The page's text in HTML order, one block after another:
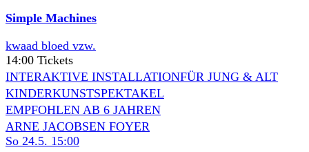
Simple Machines
kwaad bloed vzw.
14:00 Tickets
INTERAKTIVE INSTALLATIONFÜR JUNG & ALT
KINDERKUNSTSPEKTAKEL
EMPFOHLEN AB 6 JAHREN
ARNE JACOBSEN FOYER
So 24.5. 15:00